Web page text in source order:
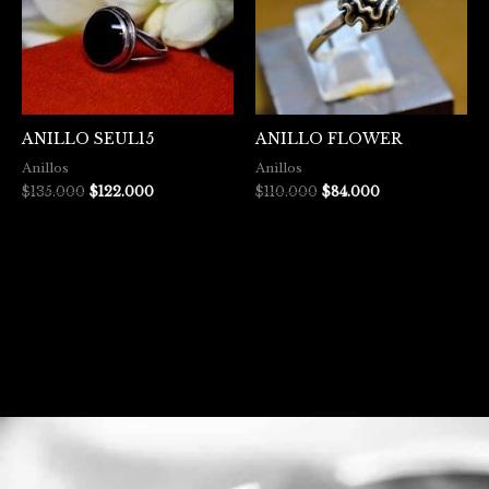
ANILLO SEUL15
Anillos
$135.000 $122.000
ANILLO FLOWER
Anillos
$110.000 $84.000